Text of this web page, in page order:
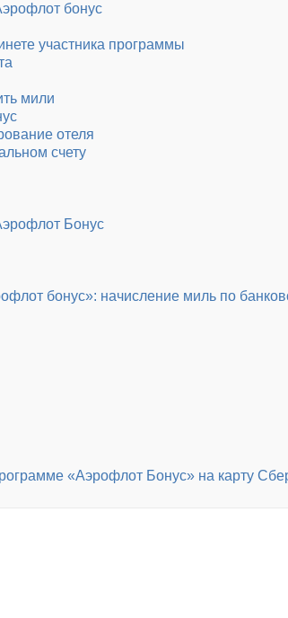
бонус
участника программы
мили
отеля
счету
Бонус
бонус»: начисление миль по
«Аэрофлот Бонус» на карту